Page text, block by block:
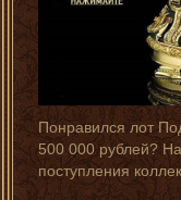
Понравился лот
500 000 рублей?
поступления